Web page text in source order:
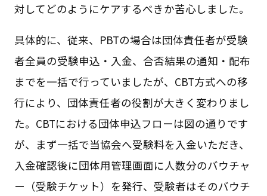
対してどのようにケアするべきか苦心しました。
具体的に、従来、PBTの場合は団体責任者が受験
者全員の受験申込・入金、合否結果の通知・配布
までを一括で行っていましたが、CBT方式への移
行により、団体責任者の役割が大きく変わりまし
た。CBTにおける団体申込フローは図の通りです
が、まず一括で当協会へ受験料を入金いただき、
入金確認後に団体用管理画面に人数分のバウチャ
ー（受験チケット）を発行、受験者はそのバウチ